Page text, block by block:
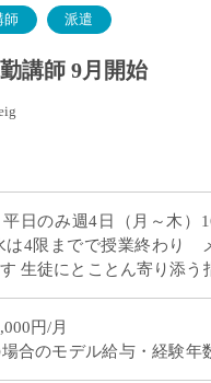
師 派遣
講師 9月開始
日のみ週4日（月～木）
は4限までで授業終わり
生徒にとことん寄り添う
円/月
合のモデル給与・経験年